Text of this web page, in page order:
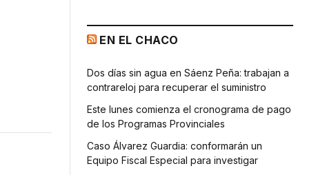
EN EL CHACO
Dos días sin agua en Sáenz Peña: trabajan a
contrareloj para recuperar el suministro
Este lunes comienza el cronograma de pago
de los Programas Provinciales
Caso Álvarez Guardia: conformarán un
Equipo Fiscal Especial para investigar